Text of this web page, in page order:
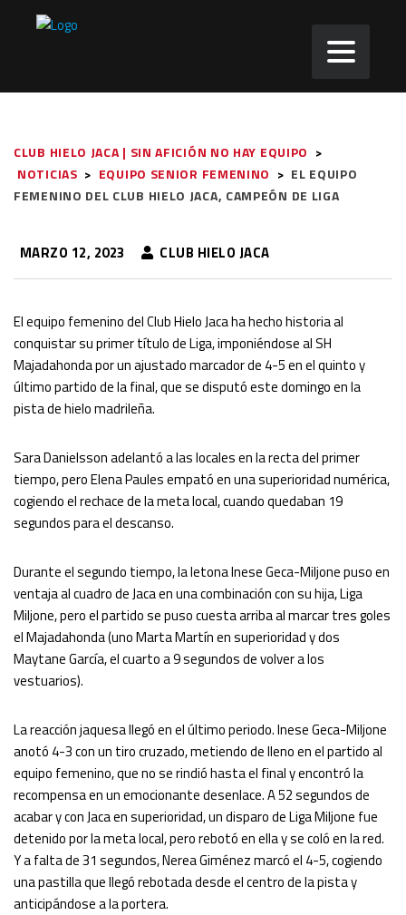
CLUB HIELO JACA | SIN AFICIÓN NO HAY EQUIPO >
NOTICIAS > EQUIPO SENIOR FEMENINO > EL EQUIPO
FEMENINO DEL CLUB HIELO JACA, CAMPEÓN DE LIGA
MARZO 12, 2023 CLUB HIELO JACA
El equipo femenino del Club Hielo Jaca ha hecho historia al
conquistar su primer título de Liga, imponiéndose al SH
Majadahonda por un ajustado marcador de 4-5 en el quinto y
último partido de la final, que se disputó este domingo en la
pista de hielo madrileña.
Sara Danielsson adelantó a las locales en la recta del primer
tiempo, pero Elena Paules empató en una superioridad numérica,
cogiendo el rechace de la meta local, cuando quedaban 19
segundos para el descanso.
Durante el segundo tiempo, la letona Inese Geca-Miljone puso en
ventaja al cuadro de Jaca en una combinación con su hija, Liga
Miljone, pero el partido se puso cuesta arriba al marcar tres goles
el Majadahonda (uno Marta Martín en superioridad y dos
Maytane García, el cuarto a 9 segundos de volver a los
vestuarios).
La reacción jaquesa llegó en el último periodo. Inese Geca-Miljone
anotó 4-3 con un tiro cruzado, metiendo de lleno en el partido al
equipo femenino, que no se rindió hasta el final y encontró la
recompensa en un emocionante desenlace. A 52 segundos de
acabar y con Jaca en superioridad, un disparo de Liga Miljone fue
detenido por la meta local, pero rebotó en ella y se coló en la red.
Y a falta de 31 segundos, Nerea Giménez marcó el 4-5, cogiendo
una pastilla que llegó rebotada desde el centro de la pista y
anticipándose a la portera.